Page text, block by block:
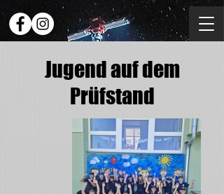
Jugend auf dem
Prüfstand